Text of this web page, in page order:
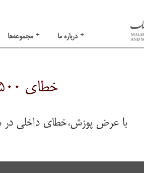
مجموعه‌ها + درباره ما +
خطای ۵۰۰
با عرض پوزش،خطای داخلی در